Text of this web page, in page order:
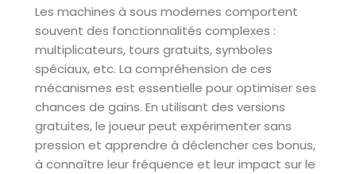
Les machines à sous modernes comportent
souvent des fonctionnalités complexes :
multiplicateurs, tours gratuits, symboles
spéciaux, etc. La compréhension de ces
mécanismes est essentielle pour optimiser ses
chances de gains. En utilisant des versions
gratuites, le joueur peut expérimenter sans
pression et apprendre à déclencher ces bonus,
à connaître leur fréquence et leur impact sur le